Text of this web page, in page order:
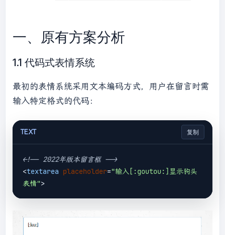
一、原有方案分析
1.1 代码式表情系统
最初的表情系统采用文本编码方式，用户在留言时需
输入特定格式的代码：
TEXT 复制
<!-- 2022年版本留言框 -->
<textarea placeholder="输入[:goutou:]显示狗头
表情">